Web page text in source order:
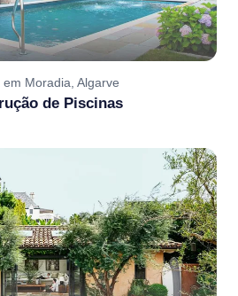
em Moradia, Algarve
de Piscinas